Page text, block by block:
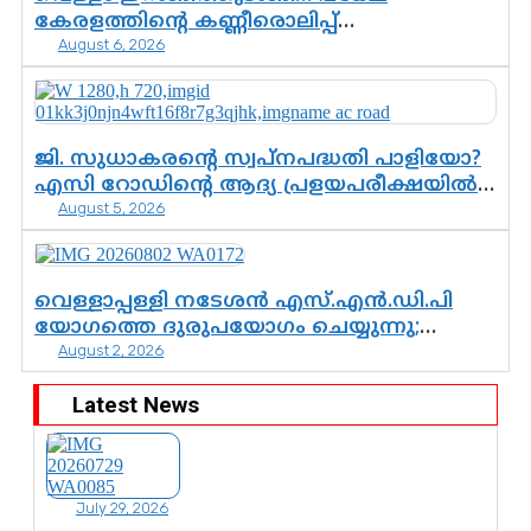
കേരളത്തിന്റെ കണ്ണീരൊലിപ്പ്
എന്നവസാനിക്കും?
August 6, 2026
ജി. സുധാകരന്റെ സ്വപ്നപദ്ധതി പാളിയോ?
എസി റോഡിന്റെ ആദ്യ പ്രളയപരീക്ഷയിൽ
ഉയരുന്നത് ഗുരുതര ചോദ്യങ്ങൾ
August 5, 2026
വെള്ളാപ്പള്ളി നടേശൻ എസ്.എൻ.ഡി.പി
യോഗത്തെ ദുരുപയോഗം ചെയ്യുന്നു;
ശ്രീനാരായണ പ്രസ്ഥാനത്തെ
കാർന്നുതിന്നുന്ന വിഷവിത്ത്: ഗോകുലം
ഗോപാലൻ
August 2, 2026
Latest News
July 29, 2026